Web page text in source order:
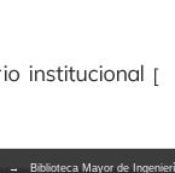
→ Biblioteca Mayor de